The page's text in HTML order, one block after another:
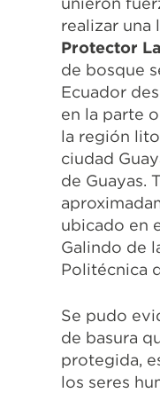
realizar una
Protector
de bosque
Ecuador
en la parte
la región
ciudad
de Guayas.
ubicado en
Galindo de
Politécnica
Se pudo
de basura
protegida,
los seres